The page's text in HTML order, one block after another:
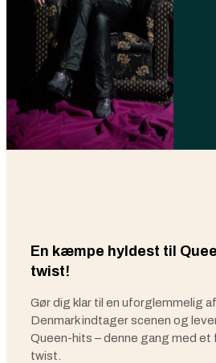
En kæmpe hyldest til
twist!
Gør dig klar til en uforglemmelig
Denmark indtager scenen og
Queen-hits – denne gang med
twist.